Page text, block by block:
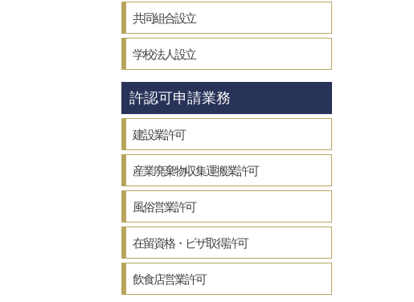
共同組合設立
学校法人設立
許認可申請業務
建設業許可
産業廃棄物収集運搬業許可
風俗営業許可
在留資格・ビザ取得許可
飲食店営業許可